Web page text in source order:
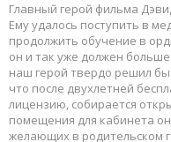
Главный герой фильма
Ему удалось поступить в
продолжить обучение в
он и так уже должен
наш герой твердо решил
что после двухлетней
лицензию, собирается
помещения для кабинета
желающих в родительском